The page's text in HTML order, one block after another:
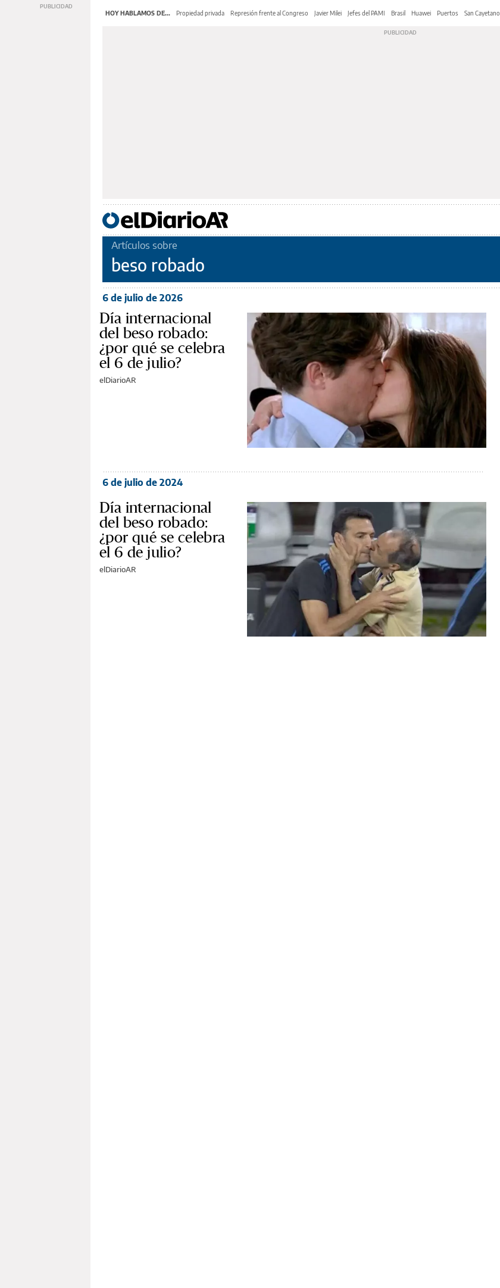
HOY HABLAMOS DE... Propiedad privada Represión frente al Congreso Javier Milei Jefes del PAMI Brasil Huawei Puertos San Cayetano
Artículos sobre
beso robado
6 de julio de 2026
Día internacional
del beso robado:
¿por qué se celebra
el 6 de julio?
elDiarioAR
6 de julio de 2024
Día internacional
del beso robado:
¿por qué se celebra
el 6 de julio?
elDiarioAR